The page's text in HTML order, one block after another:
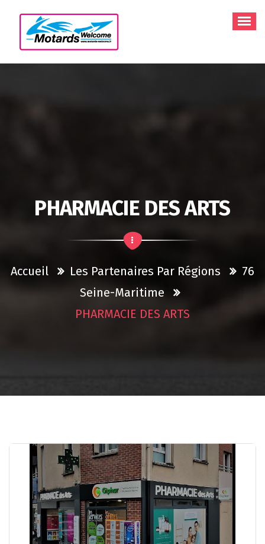
contenu
PHARMACIE DES ARTS
Accueil Les Partenaires Par Régions
76
Seine-Maritime
PHARMACIE DES ARTS